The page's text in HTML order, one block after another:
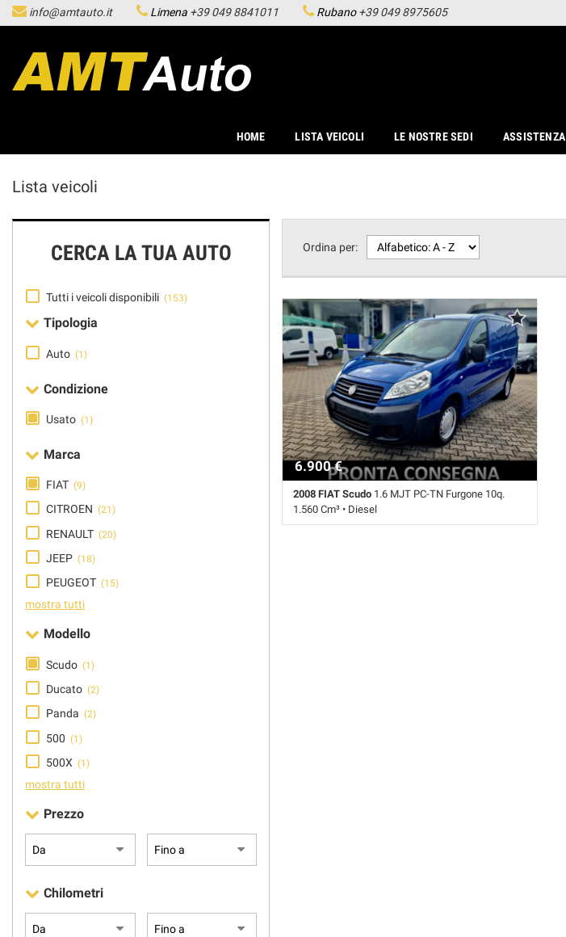
LISTA VEICOLI
SERVICE
NEWS
info@amtauto.it Limena +39 049 8841011 Rubano+39 049 8975605
HOME LISTA VEICOLI LE NOSTRE SEDI ASSISTENZA
Lista veicoli
CERCA LA TUA AUTO
Tutti i veicoli disponibili (153)
Tipologia
Auto (1)
Condizione
Usato (1)
Marca
FIAT (9)
CITROEN (21)
RENAULT (20)
JEEP (18)
PEUGEOT (15)
mostra tutti
Modello
Scudo (1)
Ducato (2)
Panda (2)
500 (1)
500X (1)
mostra tutti
Prezzo
Chilometri
Ordina per:
6.900 €
2008 FIAT Scudo 1.6 MJT PC-TN Furgone 10q.
1.560 Cm³ • Diesel